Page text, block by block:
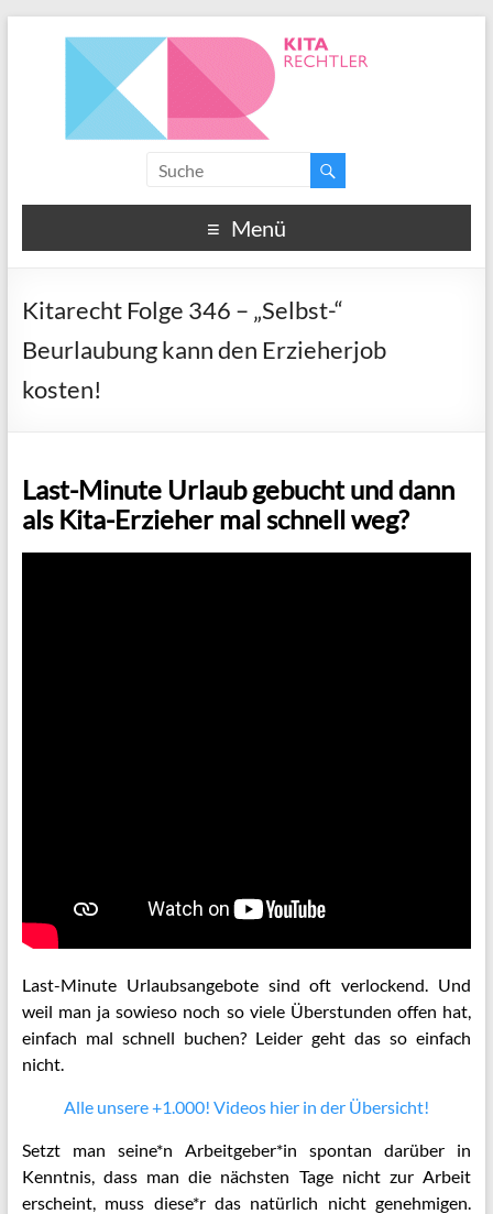
Menü
Kitarecht Folge 346 – „Selbst-“
Beurlaubung kann den Erzieherjob
kosten!
Last-Minute Urlaub gebucht und dann
als Kita-Erzieher mal schnell weg?
Last-Minute Urlaubsangebote sind oft verlockend. Und
weil man ja sowieso noch so viele Überstunden offen hat,
einfach mal schnell buchen? Leider geht das so einfach
nicht.
Alle unsere +1.000! Videos hier in der Übersicht!
Setzt man seine*n Arbeitgeber*in spontan darüber in
Kenntnis, dass man die nächsten Tage nicht zur Arbeit
erscheint, muss diese*r das natürlich nicht genehmigen.